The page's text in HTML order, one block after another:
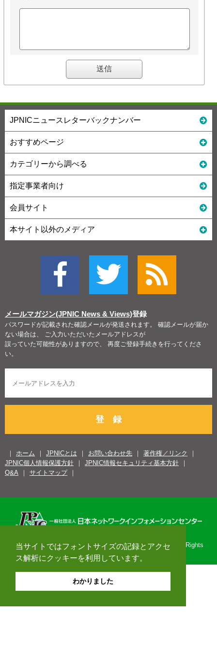
当サイトではフォントサイズの記録とアクセ
ス解析にクッキーを利用しています。
わかりました
JPNICニュースレターバックナンバー
おすすめページ
カテゴリーから調べる
指定事業者向け
会員サイト
本サイト以外のメディア
メールマガジン(JPNIC News & Views)登録
パスワードが記載された確認メールが発送されます。 確認メールが届か
ない場合は、 ご入力いただいたメールアドレスが
誤っていた可能性がありますので、 再度ご登録手続きを行ってくださ
い。
登 録
ホーム JPNICとは お問い合わせ先
著作権／リンク
JPNIC個人情報保護方針
JPNIC情報セキュリティ基本方針
Q&A
サイトマップ
Copyright© 1996-2026 Japan Network Information Center. All Rights
Reserved.